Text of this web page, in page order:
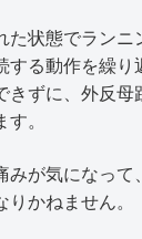
た状態でラン
する動作を繰
きずに、外反
。
みが気になって
かねません。